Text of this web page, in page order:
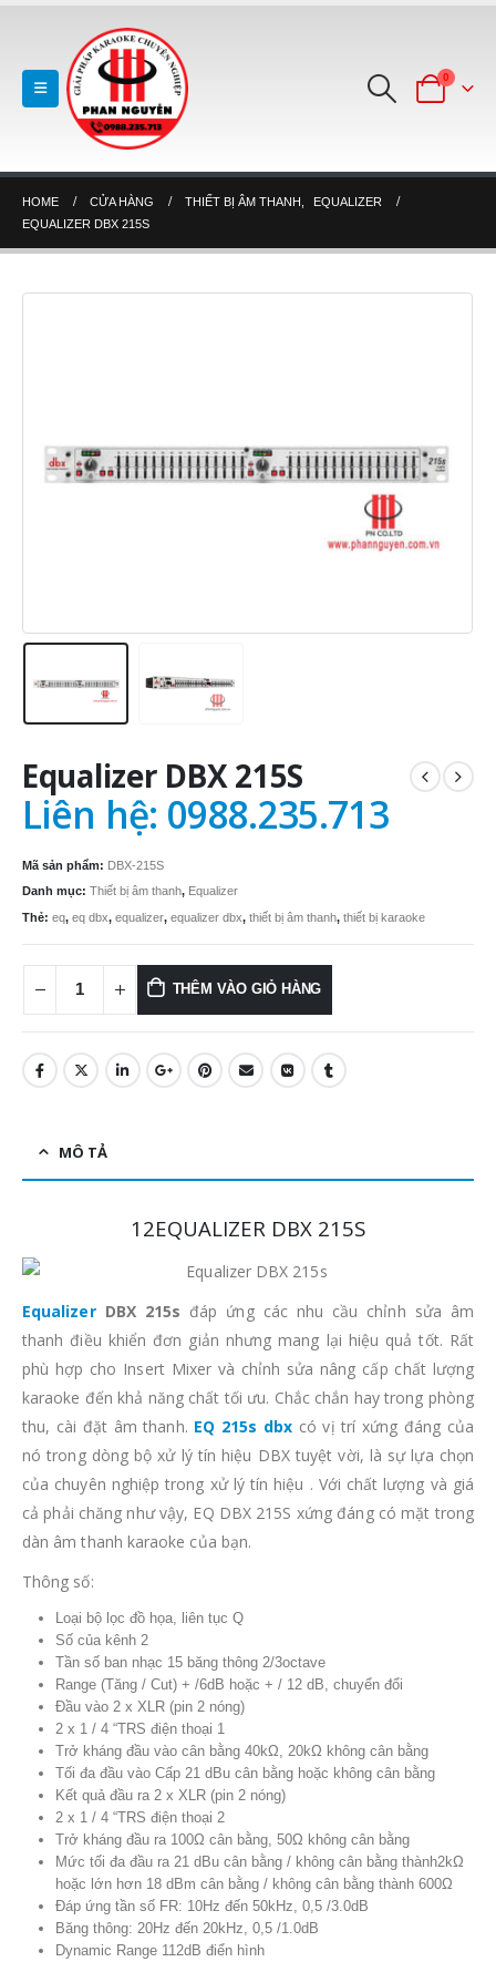
0
HOME CỬA HÀNG THIẾT BỊ ÂM THANH
EQUALIZER
EQUALIZER DBX 215S
Equalizer DBX 215S
Liên hệ: 0988.235.713
Mã sản phẩm: DBX-215S
Danh mục: Thiết bị âm thanh, Equalizer
Thẻ: eq, eq dbx, equalizer, equalizer dbx, thiết bị âm thanh, thiết bị karaoke
THÊM VÀO GIỎ HÀNG
MÔ TẢ
12EQUALIZER DBX 215S
EqualizerDBX 215s đáp ứng các nhu cầu chỉnh sửa âm
thanh điều khiển đơn giản nhưng mang lại hiệu quả tốt. Rất
phù hợp cho Insert Mixer và chỉnh sửa nâng cấp chất lượng
karaoke đến khả năng chất tối ưu. Chắc chắn hay trong phòng
thu, cài đặt âm thanh. EQ 215s dbx có vị trí xứng đáng của
nó trong dòng bộ xử lý tín hiệu DBX tuyệt vời, là sự lựa chọn
của chuyên nghiệp trong xử lý tín hiệu . Với chất lượng và giá
cả phải chăng như vậy, EQ DBX 215S xứng đáng có mặt trong
dàn âm thanh karaoke của bạn.
Thông số:
Loại bộ lọc đồ họa, liên tục Q
Số của kênh 2
Tần số ban nhạc 15 băng thông 2/3octave
Range (Tăng / Cut) + /6dB hoặc + / 12 dB, chuyển đổi
Đầu vào 2 x XLR (pin 2 nóng)
2 x 1 / 4 “TRS điện thoại 1
Trở kháng đầu vào cân bằng 40kΩ, 20kΩ không cân bằng
Tối đa đầu vào Cấp 21 dBu cân bằng hoặc không cân bằng
Kết quả đầu ra 2 x XLR (pin 2 nóng)
2 x 1 / 4 “TRS điện thoại 2
Trở kháng đầu ra 100Ω cân bằng, 50Ω không cân bằng
Mức tối đa đầu ra 21 dBu cân bằng / không cân bằng thành2kΩ
hoặc lớn hơn 18 dBm cân bằng / không cân bằng thành 600Ω
Đáp ứng tần số FR: 10Hz đến 50kHz, 0,5 /3.0dB
Băng thông: 20Hz đến 20kHz, 0,5 /1.0dB
Dynamic Range 112dB điển hình